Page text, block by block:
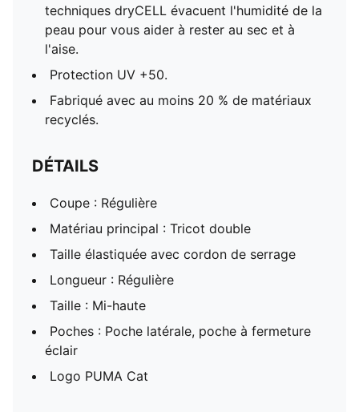
techniques dryCELL évacuent l'humidité de la
peau pour vous aider à rester au sec et à
l'aise.
Protection UV +50.
Fabriqué avec au moins 20 % de matériaux
recyclés.
DÉTAILS
Coupe : Régulière
Matériau principal : Tricot double
Taille élastiquée avec cordon de serrage
Longueur : Régulière
Taille : Mi-haute
Poches : Poche latérale, poche à fermeture
éclair
Logo PUMA Cat